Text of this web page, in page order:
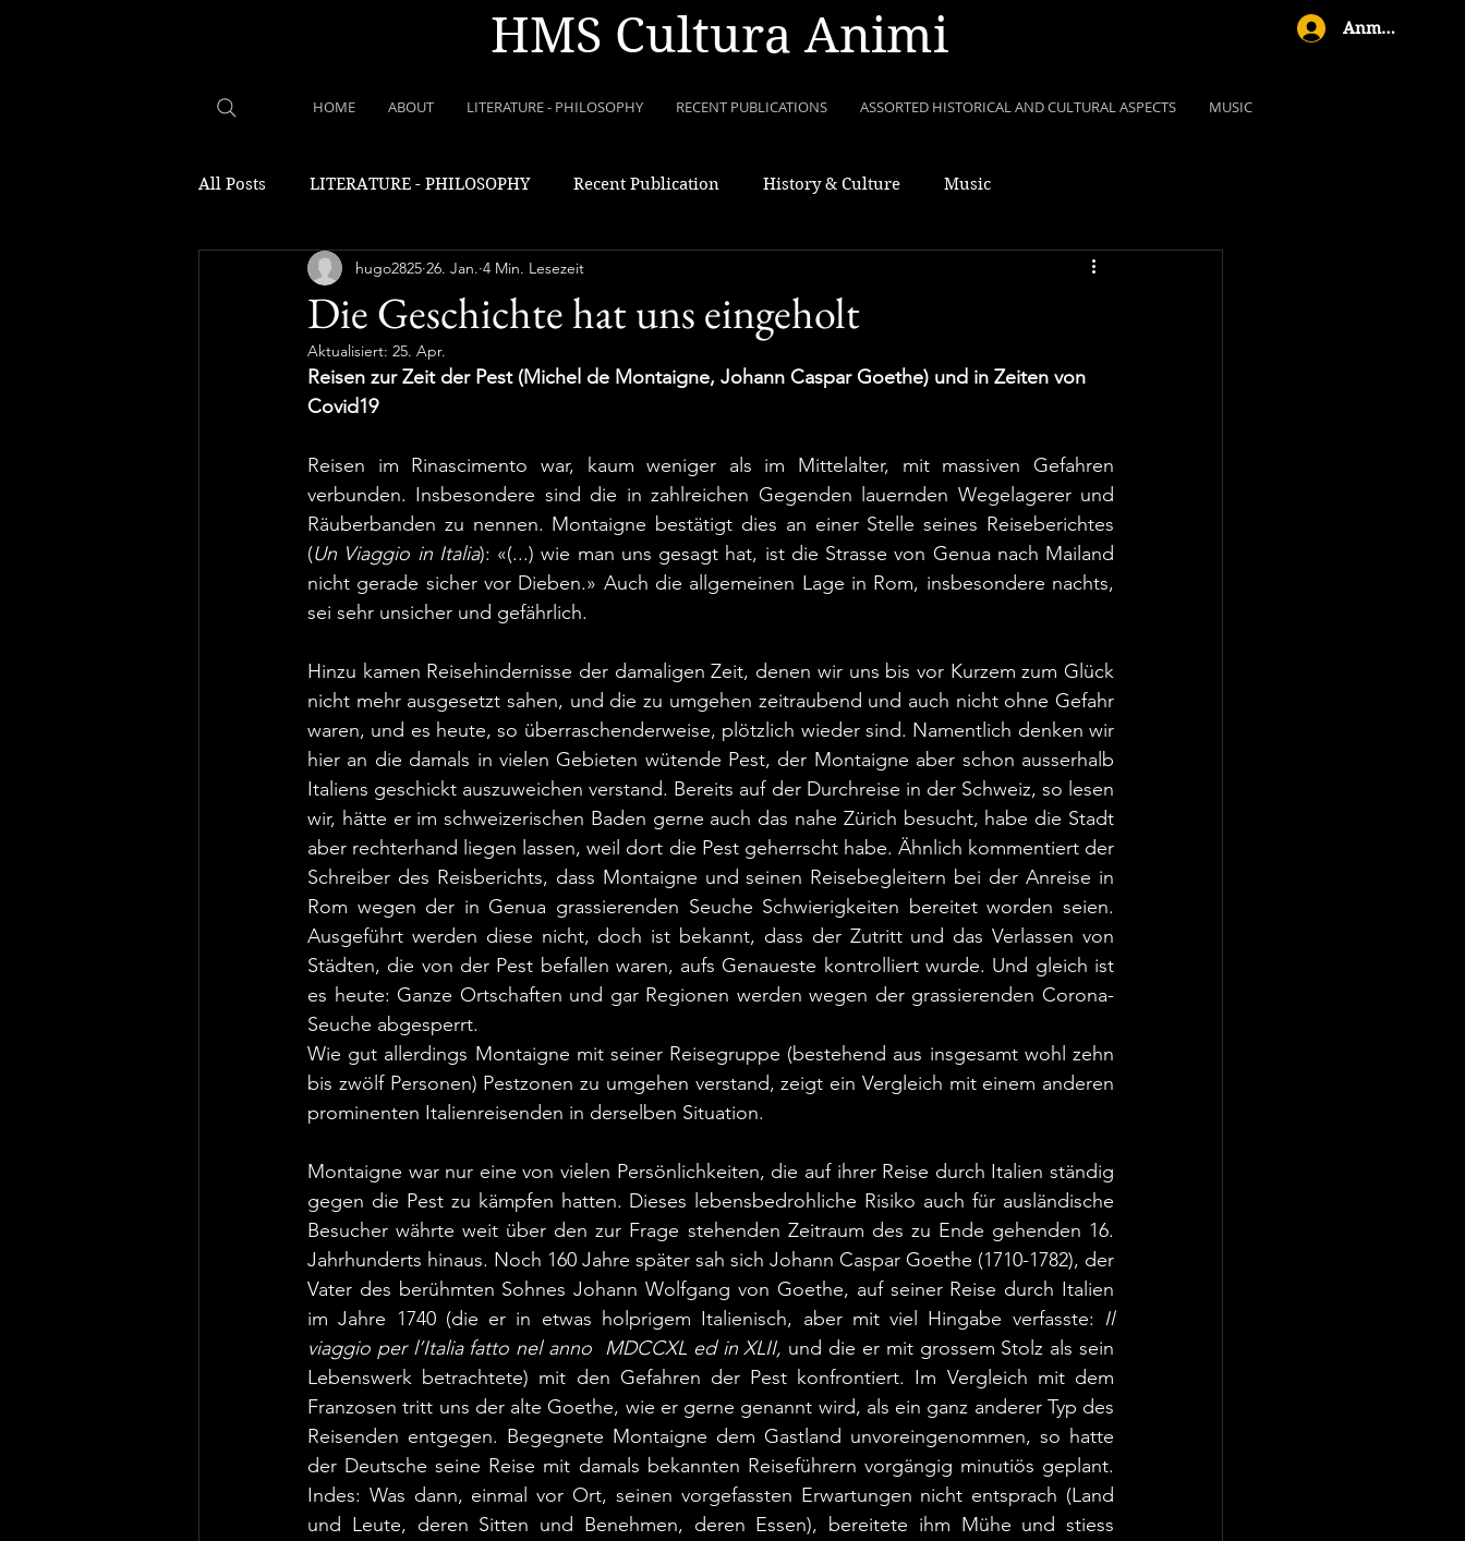
HMS Cultura Animi Anmelden
HOME ABOUT LITERATURE - PHILOSOPHY RECENT PUBLICATIONS ASSORTED HISTORICAL AND CULTURAL ASPECTS MUSIC
All Posts LITERATURE - PHILOSOPHY Recent Publication History & Culture Music
Die Geschichte hat uns eingeholt
hugo2825 26. Jan. 4 Min. Lesezeit
Aktualisiert: 25. Apr.
Reisen zur Zeit der Pest (Michel de Montaigne, Johann Caspar Goethe) und in Zeiten von
Covid19
Reisen im Rinascimento war, kaum weniger als im Mittelalter, mit massiven Gefahren
verbunden. Insbesondere sind die in zahlreichen Gegenden lauernden Wegelagerer und
Räuberbanden zu nennen. Montaigne bestätigt dies an einer Stelle seines Reiseberichtes
(Un Viaggio in Italia): «(...) wie man uns gesagt hat, ist die Strasse von Genua nach Mailand
nicht gerade sicher vor Dieben.» Auch die allgemeinen Lage in Rom, insbesondere nachts,
sei sehr unsicher und gefährlich.
Hinzu kamen Reisehindernisse der damaligen Zeit, denen wir uns bis vor Kurzem zum Glück
nicht mehr ausgesetzt sahen, und die zu umgehen zeitraubend und auch nicht ohne Gefahr
waren, und es heute, so überraschenderweise, plötzlich wieder sind. Namentlich denken wir
hier an die damals in vielen Gebieten wütende Pest, der Montaigne aber schon ausserhalb
Italiens geschickt auszuweichen verstand. Bereits auf der Durchreise in der Schweiz, so lesen
wir, hätte er im schweizerischen Baden gerne auch das nahe Zürich besucht, habe die Stadt
aber rechterhand liegen lassen, weil dort die Pest geherrscht habe. Ähnlich kommentiert der
Schreiber des Reisberichts, dass Montaigne und seinen Reisebegleitern bei der Anreise in
Rom wegen der in Genua grassierenden Seuche Schwierigkeiten bereitet worden seien.
Ausgeführt werden diese nicht, doch ist bekannt, dass der Zutritt und das Verlassen von
Städten, die von der Pest befallen waren, aufs Genaueste kontrolliert wurde. Und gleich ist
es heute: Ganze Ortschaften und gar Regionen werden wegen der grassierenden Corona-
Seuche abgesperrt.
Wie gut allerdings Montaigne mit seiner Reisegruppe (bestehend aus insgesamt wohl zehn
bis zwölf Personen) Pestzonen zu umgehen verstand, zeigt ein Vergleich mit einem anderen
prominenten Italienreisenden in derselben Situation.
Montaigne war nur eine von vielen Persönlichkeiten, die auf ihrer Reise durch Italien ständig
gegen die Pest zu kämpfen hatten. Dieses lebensbedrohliche Risiko auch für ausländische
Besucher währte weit über den zur Frage stehenden Zeitraum des zu Ende gehenden 16.
Jahrhunderts hinaus. Noch 160 Jahre später sah sich Johann Caspar Goethe (1710-1782), der
Vater des berühmten Sohnes Johann Wolfgang von Goethe, auf seiner Reise durch Italien
im Jahre 1740 (die er in etwas holprigem Italienisch, aber mit viel Hingabe verfasste: Il
viaggio per l’Italia fatto nel anno MDCCXL ed in XLII, und die er mit grossem Stolz als sein
Lebenswerk betrachtete) mit den Gefahren der Pest konfrontiert. Im Vergleich mit dem
Franzosen tritt uns der alte Goethe, wie er gerne genannt wird, als ein ganz anderer Typ des
Reisenden entgegen. Begegnete Montaigne dem Gastland unvoreingenommen, so hatte
der Deutsche seine Reise mit damals bekannten Reiseführern vorgängig minutiös geplant.
Indes: Was dann, einmal vor Ort, seinen vorgefassten Erwartungen nicht entsprach (Land
und Leute, deren Sitten und Benehmen, deren Essen), bereitete ihm Mühe und stiess